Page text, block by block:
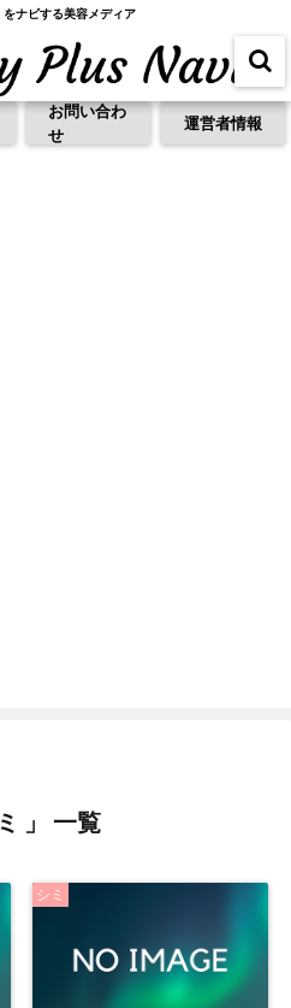
をナビする美容メディア
お問い合わ
せ
運営者情報
」 一覧
シミ